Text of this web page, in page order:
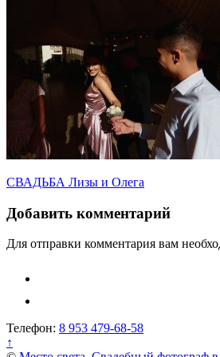
Навигация
по
записям
СВАДЬБА Лизы и Олега
Добавить комментарий
Для отправки комментария вам
Телефон: 8 953 479-68-58
↑